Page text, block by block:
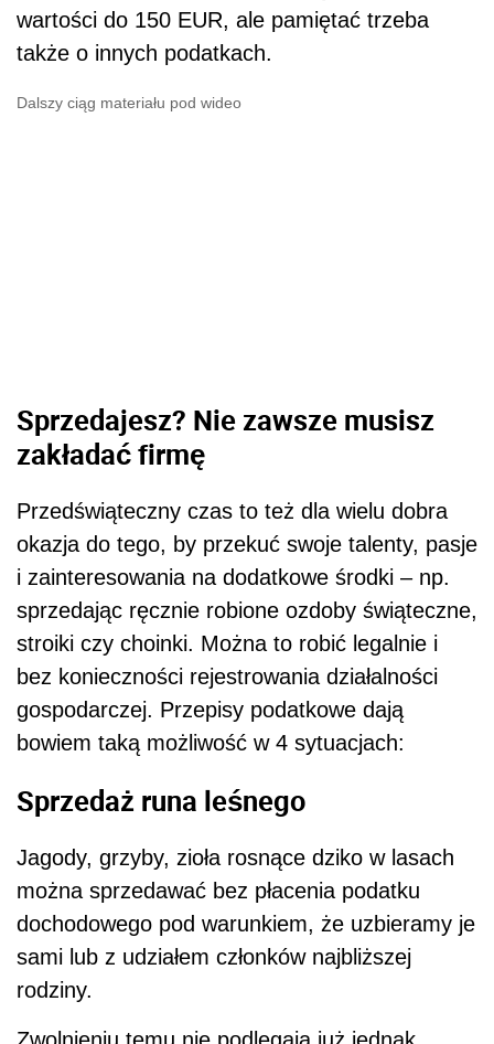
wartości do 150 EUR, ale pamiętać trzeba
także o innych podatkach.
Dalszy ciąg materiału pod wideo
Sprzedajesz? Nie zawsze musisz
zakładać firmę
Przedświąteczny czas to też dla wielu dobra
okazja do tego, by przekuć swoje talenty, pasje
i zainteresowania na dodatkowe środki – np.
sprzedając ręcznie robione ozdoby świąteczne,
stroiki czy choinki. Można to robić legalnie i
bez konieczności rejestrowania działalności
gospodarczej. Przepisy podatkowe dają
bowiem taką możliwość w 4 sytuacjach:
Sprzedaż runa leśnego
Jagody, grzyby, zioła rosnące dziko w lasach
można sprzedawać bez płacenia podatku
dochodowego pod warunkiem, że uzbieramy je
sami lub z udziałem członków najbliższej
rodziny.